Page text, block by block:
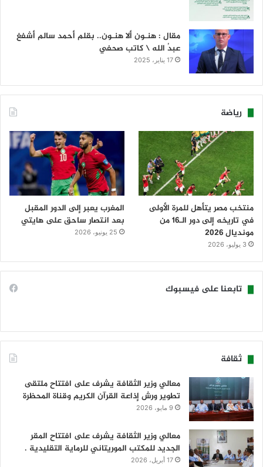
مقال : هنـون ألا هنـون.. بقلم أحمد سالم أشفغ
عبدُ الله \ كاتب صحفي
17 يناير، 2025
رياضة
منتخب مصر يتأهل للمرة الأولى
في تاريخه إلى دور الـ16 من
مونديال 2026
3 يوليو، 2026
المغرب يعبر إلى الدور المقبل
بعد انتصار ساحق على هايتي
25 يونيو، 2026
تابعنا على فيسبوك
ثقافة
معالي وزير الثقافة يشرف على افتتاح ملتقى
تطوير ورش إذاعة القرآن الكريم وقناة المحظرة
9 مايو، 2026
معالي وزير الثقافة يشرف على افتتاح المقر
الجديد للمكتب الموريتاني للرماية التقليدية .
17 أبريل، 2026